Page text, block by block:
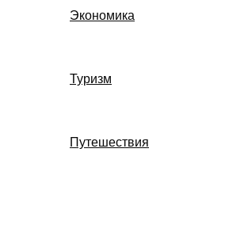
Экономика
Туризм
Путешествия